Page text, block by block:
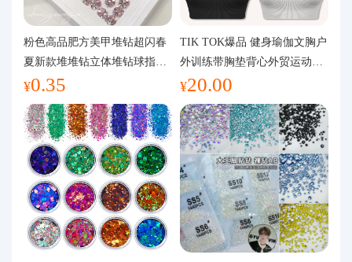
粉色高品肥方美甲堆钻超闪春
夏新款堆堆钻立体堆钻球指甲
装饰品
¥0.35
TIK TOK爆品 健身瑜伽文胸户
外训练带胸垫背心外贸运动瑜
伽服女
¥20.00